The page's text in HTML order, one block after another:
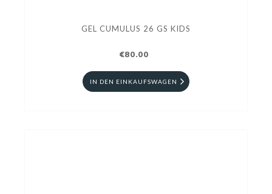
GEL CUMULUS 26 GS KIDS
€80.00
IN DEN EINKAUFSWAGEN